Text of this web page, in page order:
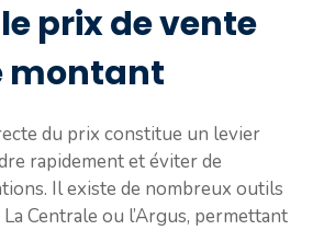
prix de vente
montant
du prix constitue un levier
rapidement et éviter de
Il existe de nombreux outils
Centrale ou l’Argus, permettant